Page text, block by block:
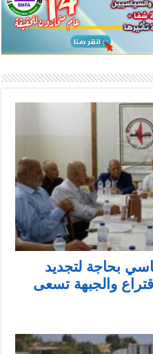
بحاجة لتجديد
والجبهة تسعى